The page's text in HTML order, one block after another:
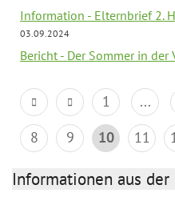
Information - Elternbrief 2.
03.09.2024
Bericht - Der Sommer in der
1 ...
8
9 10 11
Informationen aus